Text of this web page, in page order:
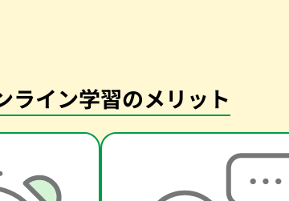
ライン学習のメリット